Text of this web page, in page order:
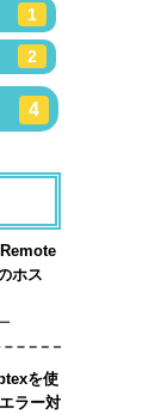
1
2
4
ホス
を使
ラー対